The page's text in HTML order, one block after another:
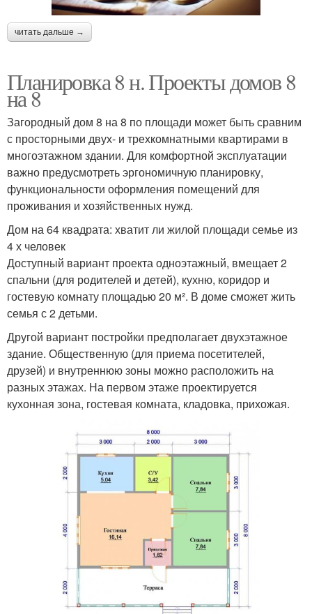
читать дальше →
Планировка 8 н. Проекты домов 8
на 8
Загородный дом 8 на 8 по площади может быть сравним
с просторными двух- и трехкомнатными квартирами в
многоэтажном здании. Для комфортной эксплуатации
важно предусмотреть эргономичную планировку,
функциональности оформления помещений для
проживания и хозяйственных нужд.
Дом на 64 квадрата: хватит ли жилой площади семье из
4 х человек
Доступный вариант проекта одноэтажный, вмещает 2
спальни (для родителей и детей), кухню, коридор и
гостевую комнату площадью 20 м². В доме сможет жить
семья с 2 детьми.
Другой вариант постройки предполагает двухэтажное
здание. Общественную (для приема посетителей,
друзей) и внутреннюю зоны можно расположить на
разных этажах. На первом этаже проектируется
кухонная зона, гостевая комната, кладовка, прихожая.